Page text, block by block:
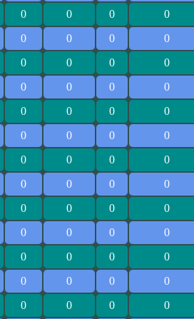
0 0 0
0
0 0 0
0
0 0 0
0
0 0 0
0
0 0 0
0
0 0 0
0
0 0 0
0
0 0 0
0
0 0 0
0
0 0 0
0
0 0 0
0
0 0 0
0
0 0 0
0